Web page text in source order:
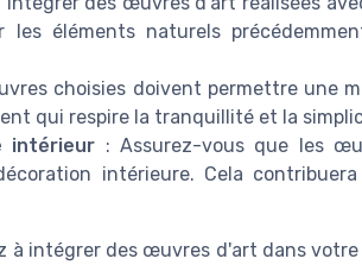
les éléments naturels
choisies doivent permettre une
qui respire la tranquillité et la
intérieur : Assurez-vous que les
intérieure. Cela
à intégrer des œuvres d'art dans